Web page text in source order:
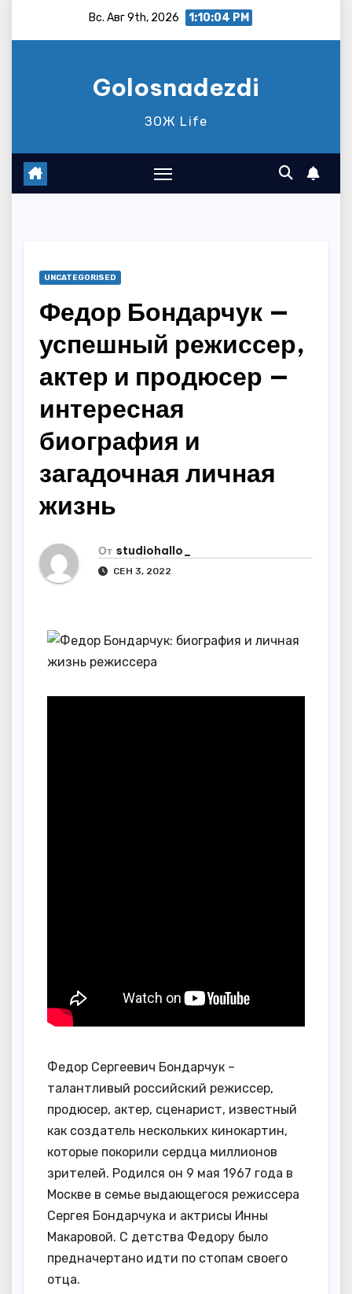
Вс. Авг 9th, 2026 1:10:05 PM
Golosnadezdi
ЗОЖ Life
UNCATEGORISED
Федор Бондарчук —
успешный режиссер,
актер и продюсер —
интересная
биография и
загадочная личная
жизнь
От studiohallo_
СЕН 3, 2022
Федор Сергеевич Бондарчук –
талантливый российский режиссер,
продюсер, актер, сценарист, известный
как создатель нескольких кинокартин,
которые покорили сердца миллионов
зрителей. Родился он 9 мая 1967 года в
Москве в семье выдающегося режиссера
Сергея Бондарчука и актрисы Инны
Макаровой. С детства Федору было
предначертано идти по стопам своего
отца.